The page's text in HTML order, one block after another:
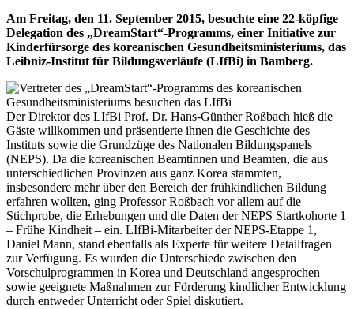
Am Freitag, den 11. September 2015, besuchte eine 22-köpfige
Delegation des „DreamStart“-Programms, einer Initiative zur
Kinderfürsorge des koreanischen Gesundheitsministeriums, das
Leibniz-Institut für Bildungsverläufe (LIfBi) in Bamberg.
Der Direktor des LIfBi Prof. Dr. Hans-Günther Roßbach hieß die
Gäste willkommen und präsentierte ihnen die Geschichte des
Instituts sowie die Grundzüge des Nationalen Bildungspanels
(NEPS). Da die koreanischen Beamtinnen und Beamten, die aus
unterschiedlichen Provinzen aus ganz Korea stammten,
insbesondere mehr über den Bereich der frühkindlichen Bildung
erfahren wollten, ging Professor Roßbach vor allem auf die
Stichprobe, die Erhebungen und die Daten der NEPS Startkohorte 1
– Frühe Kindheit – ein. LIfBi-Mitarbeiter der NEPS-Etappe 1,
Daniel Mann, stand ebenfalls als Experte für weitere Detailfragen
zur Verfügung. Es wurden die Unterschiede zwischen den
Vorschulprogrammen in Korea und Deutschland angesprochen
sowie geeignete Maßnahmen zur Förderung kindlicher Entwicklung
durch entweder Unterricht oder Spiel diskutiert.